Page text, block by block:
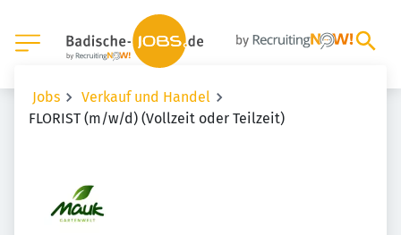
Jobs
Verkauf und Handel
FLORIST (m/w/d) (Vollzeit oder Teilzeit)